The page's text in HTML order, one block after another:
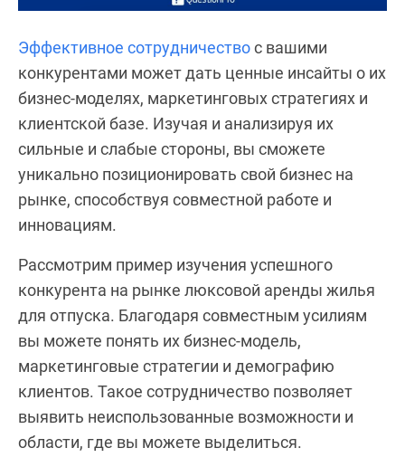
Эффективное сотрудничествос вашими
конкурентами может дать ценные инсайты о их
бизнес-моделях, маркетинговых стратегиях и
клиентской базе. Изучая и анализируя их
сильные и слабые стороны, вы сможете
уникально позиционировать свой бизнес на
рынке, способствуя совместной работе и
инновациям.
Рассмотрим пример изучения успешного
конкурента на рынке люксовой аренды жилья
для отпуска. Благодаря совместным усилиям
вы можете понять их бизнес-модель,
маркетинговые стратегии и демографию
клиентов. Такое сотрудничество позволяет
выявить неиспользованные возможности и
области, где вы можете выделиться.